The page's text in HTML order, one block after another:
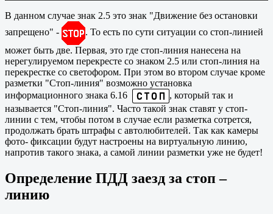
В данном случае знак 2.5 это знак "Движение без остановки
запрещено" -
. То есть по сути ситуации со стоп-линией
может быть две. Первая, это где стоп-линия нанесена на
нерегулируемом перекресте со знаком 2.5 или стоп-линия на
перекрестке со светофором. При этом во втором случае кроме
разметки "Стоп-линия" возможно установка
информационного знака 6.16
, который так и
называется "Стоп-линия". Часто такой знак ставят у стоп-
линии с тем, чтобы потом в случае если разметка сотрется,
продолжать брать штрафы с автолюбителей. Так как камеры
фото- фиксации будут настроены на виртуальную линию,
напротив такого знака, а самой линии разметки уже не будет!
Определение ПДД заезд за стоп –
линию